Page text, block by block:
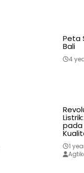
Peta
Bali
4
pada
1